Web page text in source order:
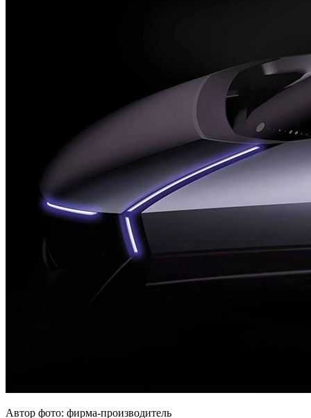
Автор фото: фирма-производитель